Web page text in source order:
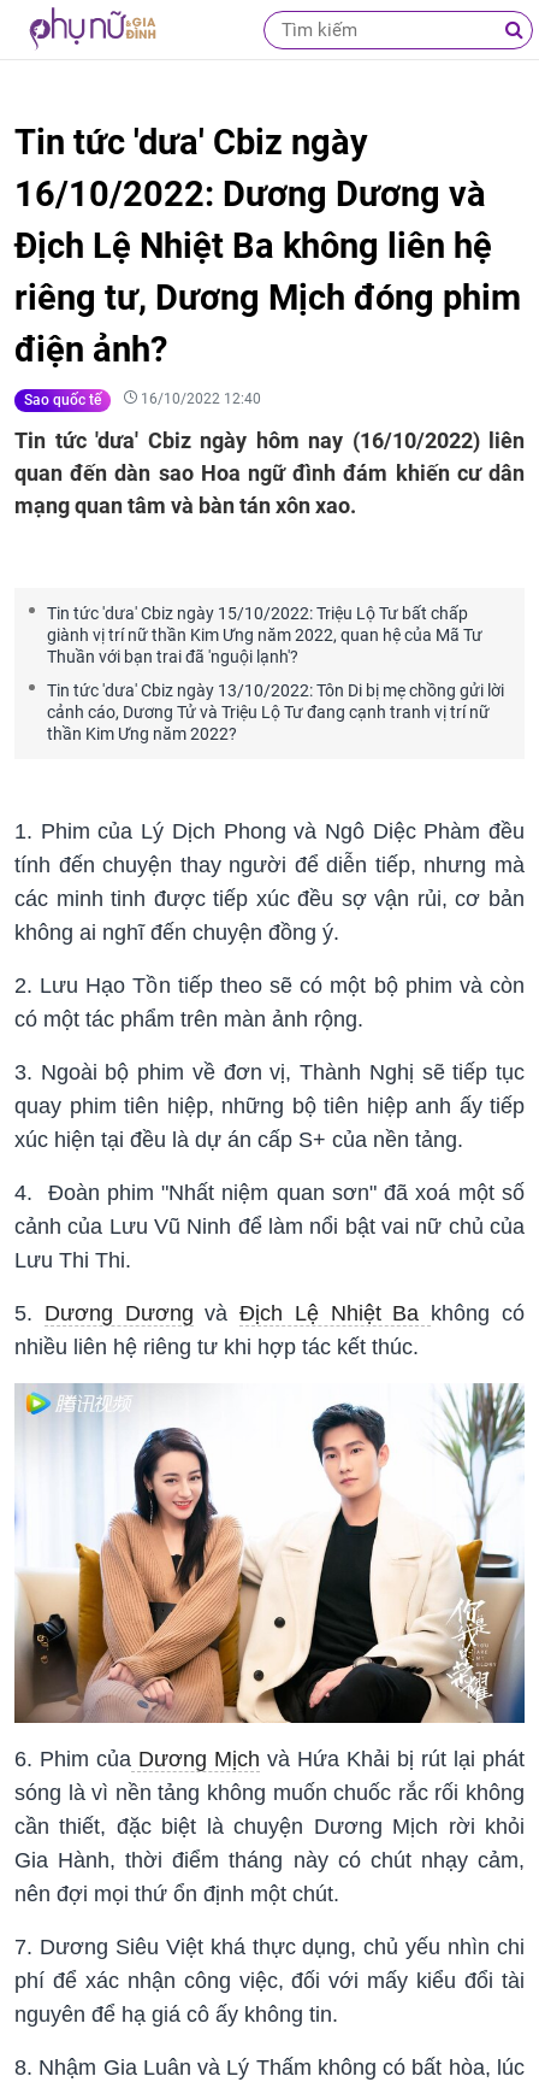
Tin tức 'dưa' Cbiz ngày
16/10/2022: Dương Dương và
Địch Lệ Nhiệt Ba không liên hệ
riêng tư, Dương Mịch đóng phim
điện ảnh?
Sao quốc tế 16/10/2022 12:40
Tin tức 'dưa' Cbiz ngày hôm nay (16/10/2022) liên
quan đến dàn sao Hoa ngữ đình đám khiến cư dân
mạng quan tâm và bàn tán xôn xao.
Tin tức 'dưa' Cbiz ngày 15/10/2022: Triệu Lộ Tư bất chấp
giành vị trí nữ thần Kim Ưng năm 2022, quan hệ của Mã Tư
Thuần với bạn trai đã 'nguội lạnh'?
Tin tức 'dưa' Cbiz ngày 13/10/2022: Tôn Di bị mẹ chồng gửi lời
cảnh cáo, Dương Tử và Triệu Lộ Tư đang cạnh tranh vị trí nữ
thần Kim Ưng năm 2022?
1. Phim của Lý Dịch Phong và Ngô Diệc Phàm đều
tính đến chuyện thay người để diễn tiếp, nhưng mà
các minh tinh được tiếp xúc đều sợ vận rủi, cơ bản
không ai nghĩ đến chuyện đồng ý.
2. Lưu Hạo Tồn tiếp theo sẽ có một bộ phim và còn
có một tác phẩm trên màn ảnh rộng.
3. Ngoài bộ phim về đơn vị, Thành Nghị sẽ tiếp tục
quay phim tiên hiệp, ​​những bộ tiên hiệp anh ấy tiếp
xúc hiện tại đều là dự án cấp S+ của nền tảng.
4. Đoàn phim "Nhất niệm quan sơn" đã xoá một số
cảnh của Lưu Vũ Ninh để làm nổi bật vai nữ chủ của
Lưu Thi Thi.
5. Dương Dương vàĐịch Lệ Nhiệt Ba không có
nhiều liên hệ riêng tư khi hợp tác kết thúc.
6. Phim của Dương Mịch và Hứa Khải bị rút lại phát
sóng là vì nền tảng không muốn chuốc rắc rối không
cần thiết, đặc biệt là chuyện Dương Mịch rời khỏi
Gia Hành, thời điểm tháng này có chút nhạy cảm,
nên đợi mọi thứ ổn định một chút.
7. Dương Siêu Việt khá thực dụng, chủ yếu nhìn chi
phí để xác nhận công việc, đối với mấy kiểu đổi tài
nguyên để hạ giá cô ấy không tin.
8. Nhậm Gia Luân và Lý Thấm không có bất hòa, lúc